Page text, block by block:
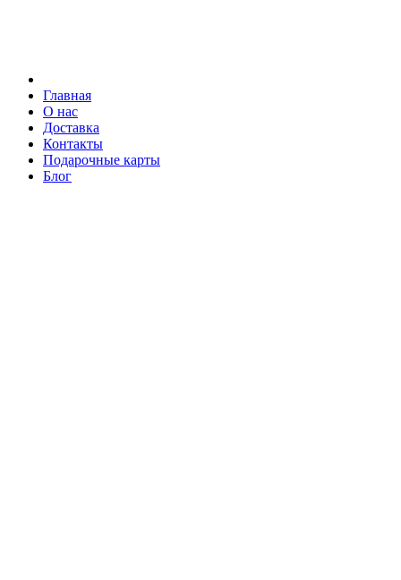
Главная
О нас
Доставка
Контакты
Подарочные карты
Блог